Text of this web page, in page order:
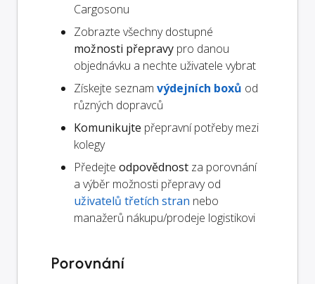
Cargosonu
Zobrazte všechny dostupné
možnosti přepravy pro danou
objednávku a nechte uživatele vybrat
Získejte seznam výdejních boxů od
různých dopravců
Komunikujte přepravní potřeby mezi
kolegy
Předejte odpovědnost za porovnání
a výběr možnosti přepravy od
uživatelů třetích stran nebo
manažerů nákupu/prodeje logistikovi
Porovnání